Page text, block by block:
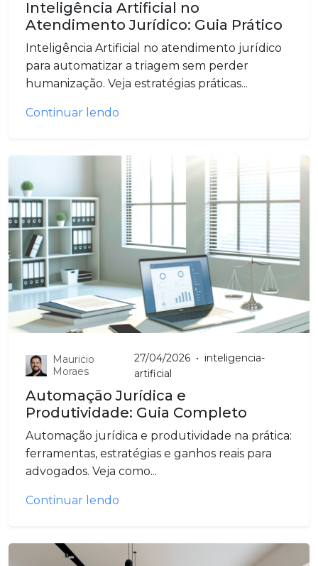
Inteligência Artificial no
Atendimento Jurídico: Guia Prático
Inteligência Artificial no atendimento jurídico
para automatizar a triagem sem perder
humanização. Veja estratégias práticas...
Continuar lendo
Mauricio
Moraes
27/04/2026 • inteligencia-
artificial
Automação Jurídica e
Produtividade: Guia Completo
Automação jurídica e produtividade na prática:
ferramentas, estratégias e ganhos reais para
advogados. Veja como...
Continuar lendo